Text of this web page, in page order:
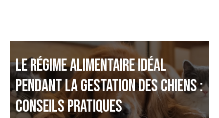
LE RÉGIME ALIMENTAIRE IDÉAL
PENDANT LA GESTATION DES CHIENS :
CONSEILS PRATIQUES